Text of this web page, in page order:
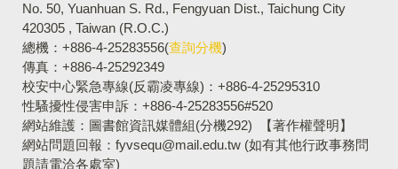
No. 50, Yuanhuan S. Rd., Fengyuan Dist., Taichung City
420305 , Taiwan (R.O.C.)
總機：+886-4-25283556(查詢分機)
傳真：+886-4-25292349
校安中心緊急專線(反霸凌專線)：+886-4-25295310
性騷擾性侵害申訴：+886-4-25283556#520
網站維護：圖書館資訊媒體組(分機292)
【著作權聲明】
網站問題回報：fyvsequ@mail.edu.tw (如有其他行政事務問
題請電洽各處室)